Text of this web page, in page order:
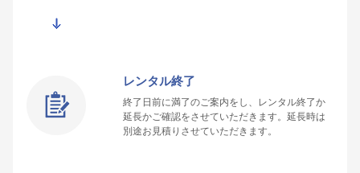
レンタル終了
終了日前に満了のご案内をし、レンタル終了か
延長かご確認をさせていただきます。延長時は
別途お見積りさせていただきます。